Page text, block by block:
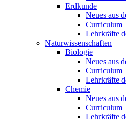
Erdkunde
Neues aus
Curriculum
Lehrkräfte
Naturwissenschaften
Biologie
Neues aus
Curriculum
Lehrkräfte
Chemie
Neues aus
Curriculum
Lehrkräfte